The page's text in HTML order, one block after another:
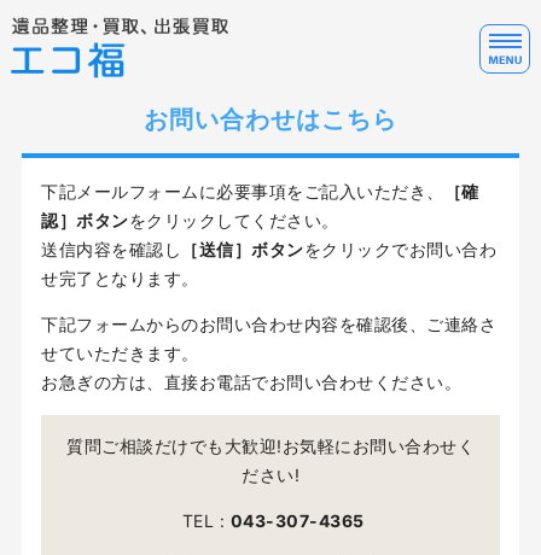
サービスの流れ・FAQ
テレアポ代行について
お問い合わせ
お問い合わせはこちら
下記メールフォームに必要事項をご記入いただき、
［確
認］ボタンをクリックしてください。
送信内容を確認し
［送信］ボタンをクリックでお問い合わ
せ完了となります。
下記フォームからのお問い合わせ内容を確認後、ご連絡さ
せていただきます。
お急ぎの方は、直接お電話でお問い合わせください。
質問ご相談だけでも大歓迎!お気軽にお問い合わせく
ださい!
TEL : 043-307-4365